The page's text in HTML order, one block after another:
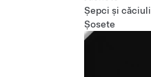
Șepci și căciuli
Șosete